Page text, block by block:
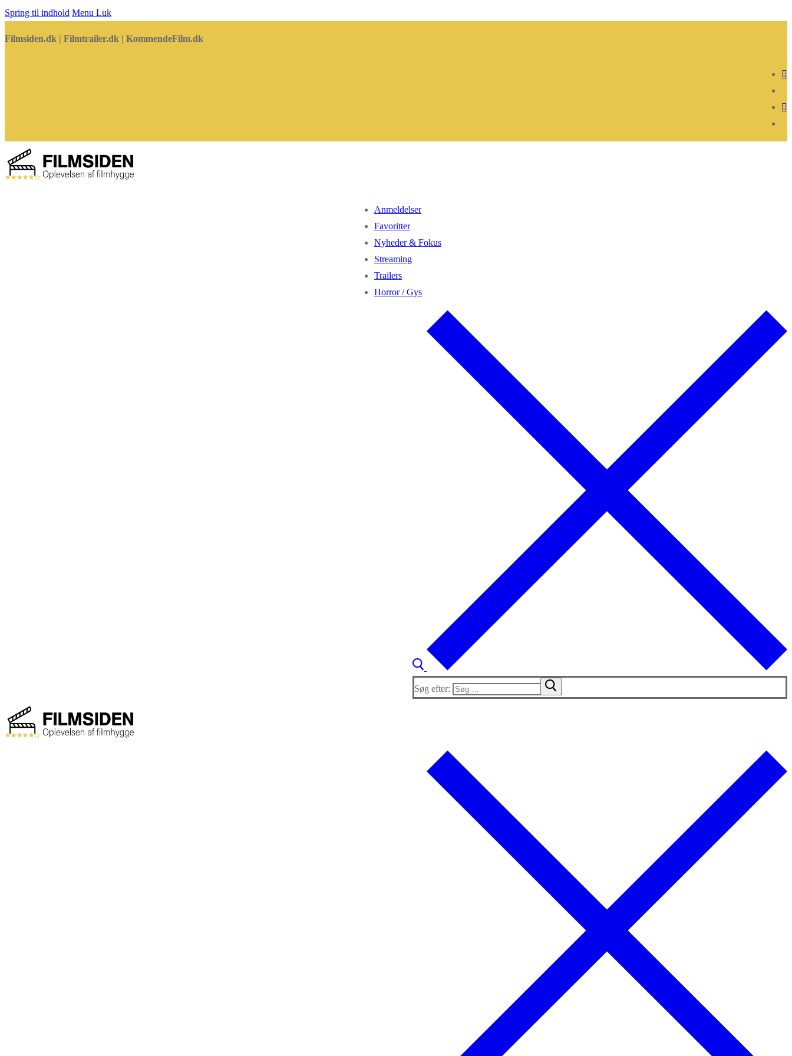
Spring til indhold Menu Luk
Filmsiden.dk | Filmtrailer.dk | KommendeFilm.dk
Anmeldelser
Favoritter
Nyheder & Fokus
Streaming
Trailers
Horror / Gys
Søg efter: